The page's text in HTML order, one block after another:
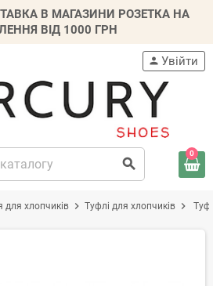
В МАГАЗИНИ РОЗЕТКА НА
ВІД 1000 ГРН
search
person Увійти
0
для хлопчиків chevron_right Туфлі для хлопчиків chevron_right